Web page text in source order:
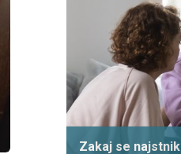
Zakaj se